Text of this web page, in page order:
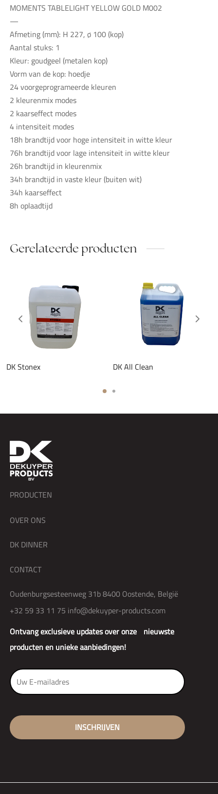
MOMENTS TABLELIGHT YELLOW GOLD M002
—
Afmeting (mm): H 227, ø 100 (kop)
Aantal stuks: 1
Kleur: goudgeel (metalen kop)
Vorm van de kop: hoedje
24 voorgeprogrameerde kleuren
2 kleurenmix modes
2 kaarseffect modes
4 intensiteit modes
18h brandtijd voor hoge intensiteit in witte kleur
76h brandtijd voor lage intensiteit in witte kleur
26h brandtijd in kleurenmix
34h brandtijd in vaste kleur (buiten wit)
34h kaarseffect
8h oplaadtijd
Gerelateerde producten
DK Stonex DK All Clean
Ontvang exclusieve updates over onze nieuwste
producten en unieke aanbiedingen!
PRODUCTEN
OVER ONS
DK DINNER
CONTACT
Oudenburgsesteenweg 31b 8400 Oostende, België
+32 59 33 11 75 info@dekuyper-products.com